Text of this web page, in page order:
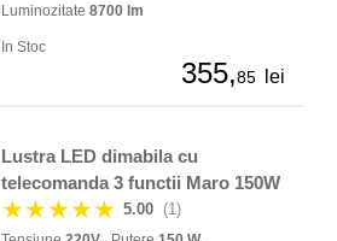
Luminozitate 8700 lm
In Stoc
355,85 lei
Lustra LED dimabila cu
telecomanda 3 functii Maro 150W
★★★★★ 5.00 (1)